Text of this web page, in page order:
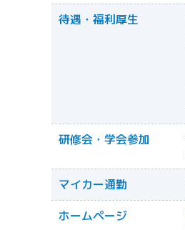
待遇・福利厚生
研修会・学会参加
マイカー通勤
ホームページ